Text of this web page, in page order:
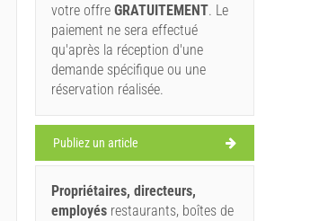
votre offre GRATUITEMENT. Le
paiement ne sera effectué
qu'après la réception d'une
demande spécifique ou une
réservation réalisée.
Publiez un article
Propriétaires, directeurs,
employés restaurants, boîtes de